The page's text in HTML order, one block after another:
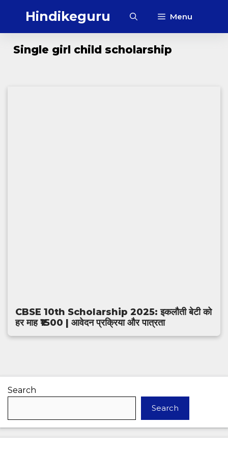
Hindikeguru Menu
‎ ‎Single girl child scholarship
CBSE 10th Scholarship 2025: इकलौती बेटी को
हर माह ₹1500 | आवेदन प्रक्रिया और पात्रता
Search
Search